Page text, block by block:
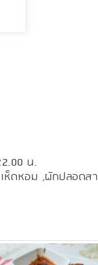
น.
เห็ดหอม ,ผักปลอด